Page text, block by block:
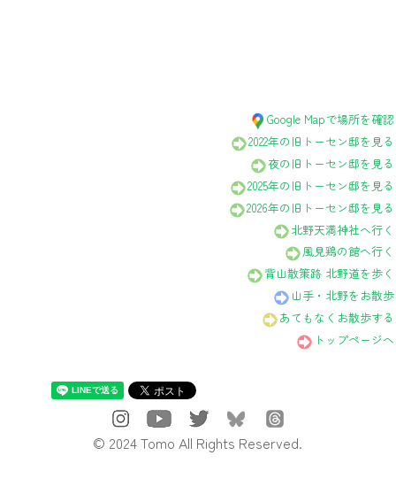
Google Mapで場所を確認
2022年の旧トーセン邸を見る
夜の旧トーセン邸を見る
2025年の旧トーセン邸を見る
2026年の旧トーセン邸を見る
北野天満神社へ行く
風見鶏の館へ行く
背山散策路 北野道を歩く
山手・北野をお散歩
あてもなくお散歩する
トップページへ
© 2024 Tomo All Rights Reserved.